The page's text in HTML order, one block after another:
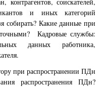
и иных категорий
собирать? Какие данные при
Кадровые службы:
данных работника,
при распространении ПДн
распространения ПДн?